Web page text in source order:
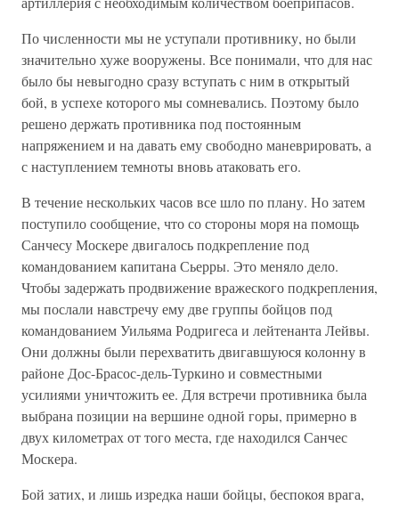
По численности мы не уступали противнику, но были
значительно хуже вооружены. Все понимали, что для нас
было бы невыгодно сразу вступать с ним в открытый
бой, в успехе которого мы сомневались. Поэтому было
решено держать противника под постоянным
напряжением и на давать ему свободно маневрировать, а
с наступлением темноты вновь атаковать его.
В течение нескольких часов все шло по плану. Но затем
поступило сообщение, что со стороны моря на помощь
Санчесу Москере двигалось подкрепление под
командованием капитана Сьерры. Это меняло дело.
Чтобы задержать продвижение вражеского подкрепления,
мы послали навстречу ему две группы бойцов под
командованием Уильяма Родригеса и лейтенанта Лейвы.
Они должны были перехватить двигавшуюся колонну в
районе Дос-Брасос-дель-Туркино и совместными
усилиями уничтожить ее. Для встречи противника была
выбрана позиции на вершине одной горы, примерно в
двух километрах от того места, где находился Санчес
Москера.
Бой затих, и лишь изредка наши бойцы, беспокоя врага,